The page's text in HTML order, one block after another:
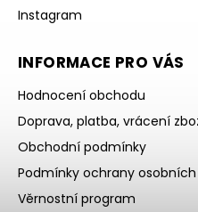
Instagram
INFORMACE PRO VÁS
Hodnocení obchodu
Doprava, platba, vrácení
Obchodní podmínky
Podmínky ochrany
Věrnostní program